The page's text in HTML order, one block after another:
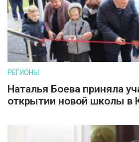
РЕГИОНЫ
Наталья Боева приняла
открытии новой школы в